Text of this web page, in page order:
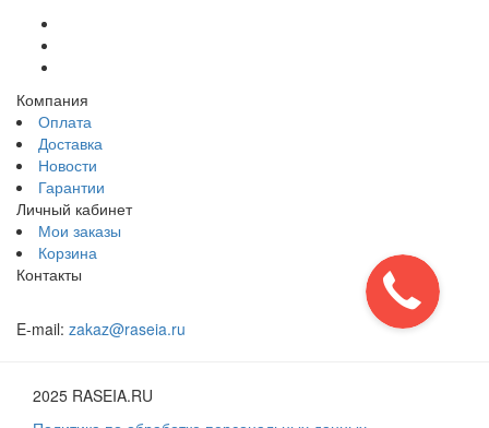
Компания
Оплата
Доставка
Новости
Гарантии
Личный кабинет
Мои заказы
Корзина
Контакты
E-mail: zakaz@raseia.ru
2025 RASEIA.RU